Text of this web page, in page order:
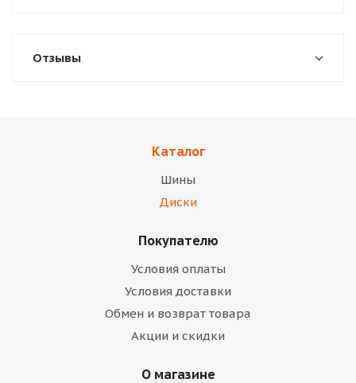
Отзывы
Каталог
Шины
Диски
Покупателю
Условия оплаты
Условия доставки
Обмен и возврат товара
Акции и скидки
О магазине